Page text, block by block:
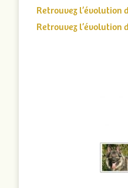
Retrouvez l’évolution
Retrouvez l’évolution